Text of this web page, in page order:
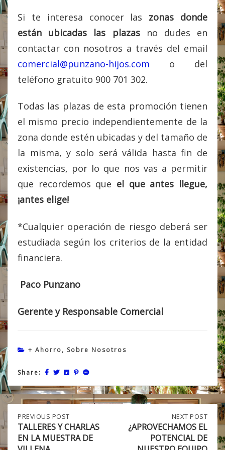
Si te interesa conocer las zonas donde
están ubicadas las plazasno dudes en
contactar con nosotros a través del email
comercial@punzano-hijos.com o del
teléfono gratuito 900 701 302.
Todas las plazas de esta promoción tienen
el mismo precio independientemente de la
zona donde estén ubicadas y del tamaño de
la misma, y solo será válida hasta fin de
existencias, por lo que nos vas a permitir
que recordemos que el que antes llegue,
¡antes elige!
*Cualquier operación de riesgo deberá ser
estudiada según los criterios de la entidad
financiera.
Paco Punzano
Gerente y Responsable Comercial
+ Ahorro, Sobre Nosotros
Share:
Post
PREVIOUS
POST:
TALLERES
Y
PREVIOUS POST
TALLERES Y CHARLAS
EN LA MUESTRA DE
POST:
¿APROVECHAMOS
NEXT POST
¿APROVECHAMOS EL
POTENCIAL DE